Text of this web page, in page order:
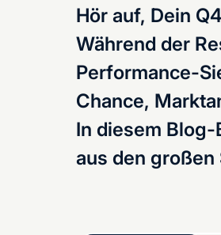
Hör auf, Dein
Während der
Performance-
Chance,
In diesem
aus den